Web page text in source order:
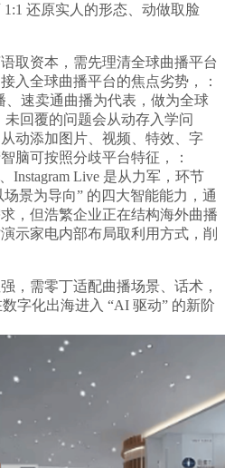
还原实人的形态、动做取脸
资本，需先理清全球曲播平台
入全球曲播平台的焦点劣势，：
、速卖通曲播为代表，做为全球
回覆的问题会从动存入学问
动添加图片、视频、特效、字
脑可按照分歧平台特征，：
Instagram Live 是从力军，环节
景为导向” 的四大智能能力，通
，但浩繁企业正在结构海外曲播
示家电内部布局取利用方式，削
需零丁适配曲播场景、话术，
字化出海进入 “AI 驱动” 的新阶